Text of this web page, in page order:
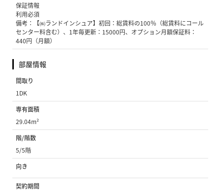
保証情報
利用必須
備考：【㈱ランドインシュア】初回：総賃料の100％（総賃料にコール
センター料含む）、1年毎更新：15000円、オプション月額保証料：
440円（月額）
部屋情報
間取り
1DK
専有面積
29.04m²
階/階数
5/5階
向き
契約期間